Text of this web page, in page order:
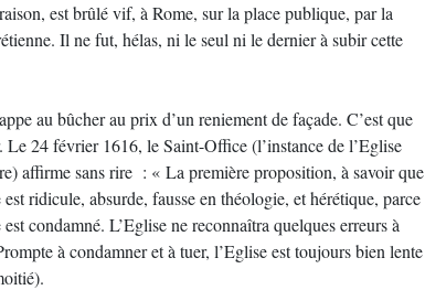
est brûlé vif, à Rome, sur la place publique, par la
Il ne fut, hélas, ni le seul ni le dernier à subir cette
au bûcher au prix d’un reniement de façade. C’est que
24 février 1616, le Saint-Office (l’instance de l’Eglise
affirme sans rire : « La première proposition, à savoir que
ridicule, absurde, fausse en théologie, et hérétique, parce
condamné. L’Eglise ne reconnaîtra quelques erreurs à
à condamner et à tuer, l’Eglise est toujours bien lente